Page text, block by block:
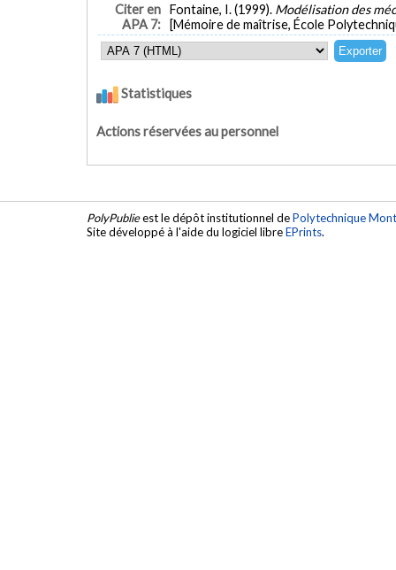
Citer en
APA 7:
Fontaine, I. (1999). Modélisation des
[Mémoire de maîtrise, École
Statistiques
Actions réservées au personnel
PolyPublieest le dépôt institutionnel dePolytechnique
Site développé à l'aide du logiciel libreEPrints.